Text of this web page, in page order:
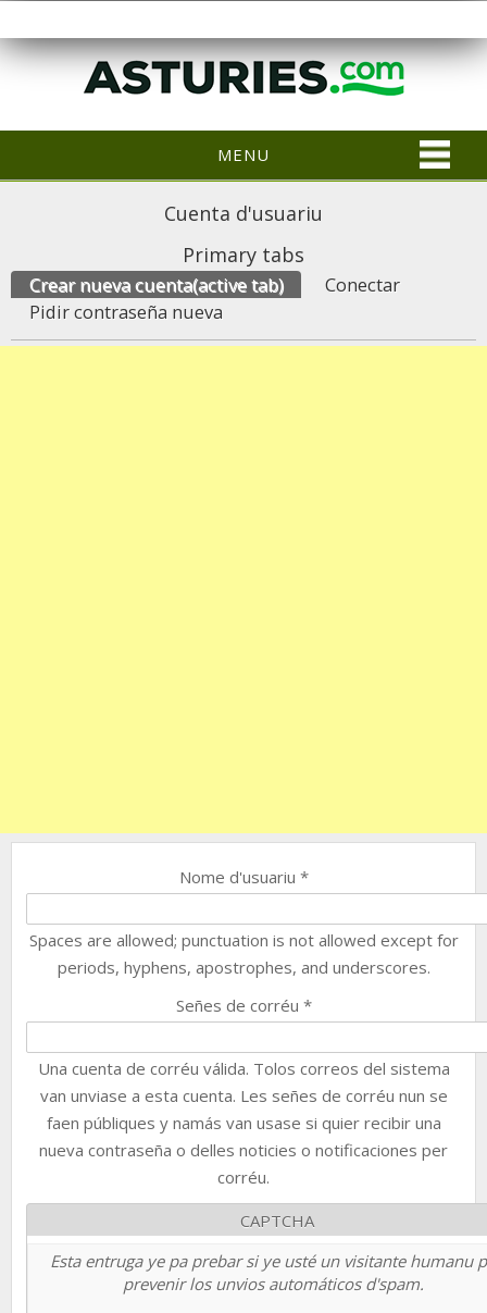
MENU
Cuenta d'usuariu
Primary tabs
Crear nueva cuenta(active tab)
Conectar
Pidir contraseña nueva
Nome d'usuariu *
Spaces are allowed; punctuation is not allowed except for
periods, hyphens, apostrophes, and underscores.
Señes de corréu *
Una cuenta de corréu válida. Tolos correos del sistema
van unviase a esta cuenta. Les señes de corréu nun se
faen públiques y namás van usase si quier recibir una
nueva contraseña o delles noticies o notificaciones per
corréu.
CAPTCHA
Esta entruga ye pa prebar si ye usté un visitante humanu
prevenir los unvios automáticos d'spam.